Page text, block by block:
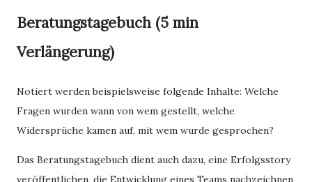
Beratungstagebuch (5 min
Verlängerung)
Notiert werden beispielsweise folgende Inhalte: Welche
Fragen wurden wann von wem gestellt, welche
Widersprüche kamen auf, mit wem wurde gesprochen?
Das Beratungstagebuch dient auch dazu, eine Erfolgsstory
veröffentlichen, die Entwicklung eines Teams nachzeichnen